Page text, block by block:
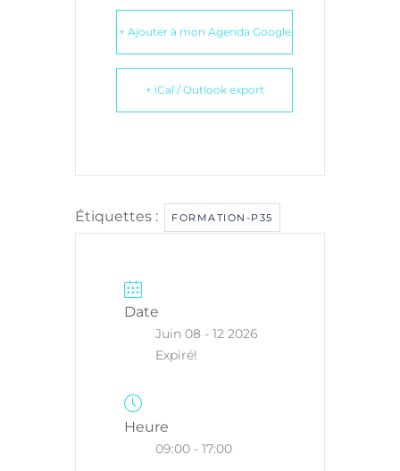
+ Ajouter à mon Agenda Google
+ iCal / Outlook export
Étiquettes : FORMATION-P35
Date
Juin 08 - 12 2026
Expiré!
Heure
09:00 - 17:00